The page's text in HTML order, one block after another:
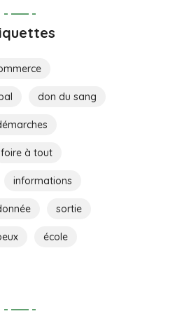
don du sang
foire à tout
informations
sortie
école